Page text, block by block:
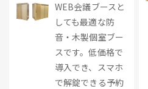
WEB会議ブースと
しても最適な防
音・木製個室ブー
スです。低価格で
導入でき、スマホ
で解錠できる予約